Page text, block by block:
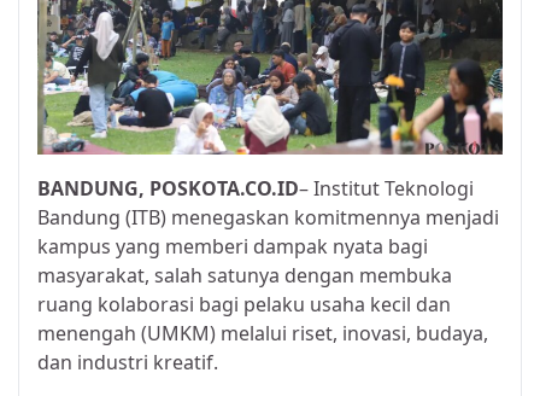
BANDUNG, POSKOTA.CO.ID– Institut Teknologi
Bandung (ITB) menegaskan komitmennya menjadi
kampus yang memberi dampak nyata bagi
masyarakat, salah satunya dengan membuka
ruang kolaborasi bagi pelaku usaha kecil dan
menengah (UMKM) melalui riset, inovasi, budaya,
dan industri kreatif.